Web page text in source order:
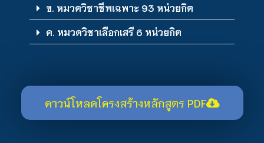
ข. หมวดวิชาชีพเฉพาะ 93 หน่วยกิต
ค. หมวดวิชาเลือกเสรี 6 หน่วยกิต
ดาวน์โหลดโครงสร้างหลักสูตร PDF